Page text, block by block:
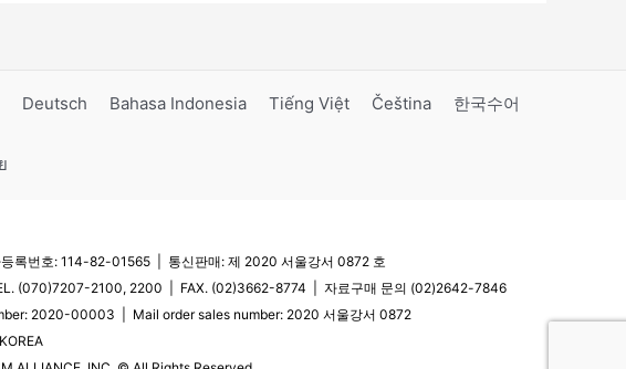
Deutsch Bahasa Indonesia Tiếng Việt Čeština 한국수어
록번호: 114-82-01565 | 통신판매: 제 2020 서울강서 0872 호
(070)7207-2100, 2200 | FAX. (02)3662-8774 | 자료구매 문의 (02)2642-7846
2020-00003 | Mail order sales number: 2020 서울강서 0872